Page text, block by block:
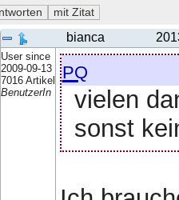
bianca
User since
2009-09-13
7016 Artikel
BenutzerIn
pq
vielen
sonst